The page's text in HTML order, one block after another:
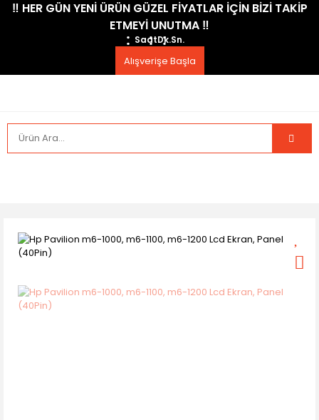
​‼️​ HER GÜN YENİ ÜRÜN GÜZEL FİYATLAR İÇİN BİZİ TAKİP
ETMEYİ UNUTMA ​‼️​
SaatDk.Sn.
Alışverişe Başla